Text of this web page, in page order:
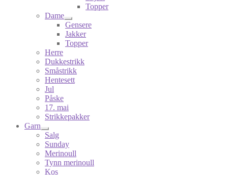
Topper
Dame
Gensere
Jakker
Topper
Herre
Dukkestrikk
Småstrikk
Hentesett
Jul
Påske
17. mai
Strikkepakker
Garn
Salg
Sunday
Merinoull
Tynn merinoull
Kos